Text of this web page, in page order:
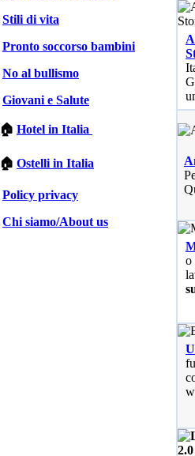
Stili di vita
Pronto soccorso bambini
No al bullismo
Giovani e Salute
🏠 Hotel in Italia
🏠 Ostelli in Italia
Policy privacy
Chi siamo/About us
o